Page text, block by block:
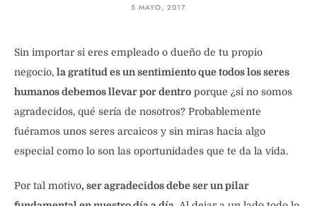
5 MAYO, 2017
Sin importar si eres empleado o dueño de tu propio
negocio, la gratitud es un sentimiento que todos los seres
humanos debemos llevar por dentro porque ¿si no somos
agradecidos, qué sería de nosotros? Probablemente
fuéramos unos seres arcaicos y sin miras hacia algo
especial como lo son las oportunidades que te da la vida.
Por tal motivo, ser agradecidos debe ser un pilar